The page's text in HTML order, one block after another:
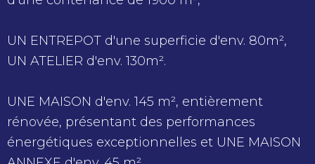
UN ENTREPOT d'une superficie d'env. 80m²,
UN ATELIER d'env. 130m².
UNE MAISON d'env. 145 m², entièrement
rénovée, présentant des performances
énergétiques exceptionnelles et UNE MAISON